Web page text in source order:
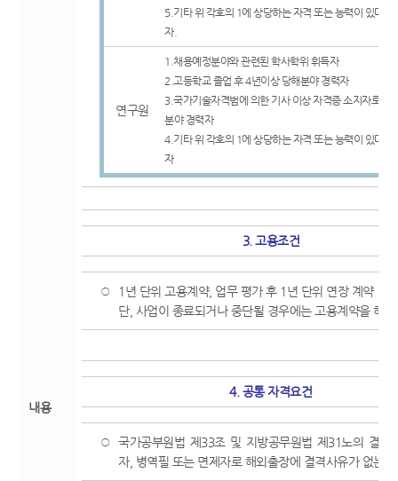
내용
5.기타 위 각호의 1에 상당하는 자격 또는 능력이 있다고
자.
연구원
1.채용예정분야와 관련된 학사학위 휘득자
2.고등학교 졸업 후 4년이상 당해분야 경력자
3.국가기술자격범에 의한 기사 이상 자격증 소지자로 2
분야 경력자
4.기타 위 각호의 1에 상당하는 자격 또는 능력이 있다고
자
3. 고용조건
○
1년 단위 고용계약, 업무 평가 후 1년 단위 연장 계약
단, 사업이 종료되거나 중단될 경우에는 고용계약을 해
4. 공통 자격요건
○
국가공부원법 제33조 및 지방공무원법 제31노의 결격
자, 병역필 또는 면제자로 해외출장에 결격사유가 없는 자